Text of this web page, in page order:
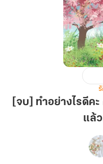
อย่างไร
[จบ] ทำอย่างไรดีค
แล้